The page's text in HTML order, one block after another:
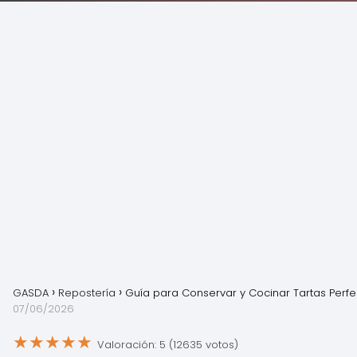
GASDA Repostería
Guía para Conservar y Cocinar Tartas
07/06/2026
★★★★★ Valoración: 5 (12635 votos)